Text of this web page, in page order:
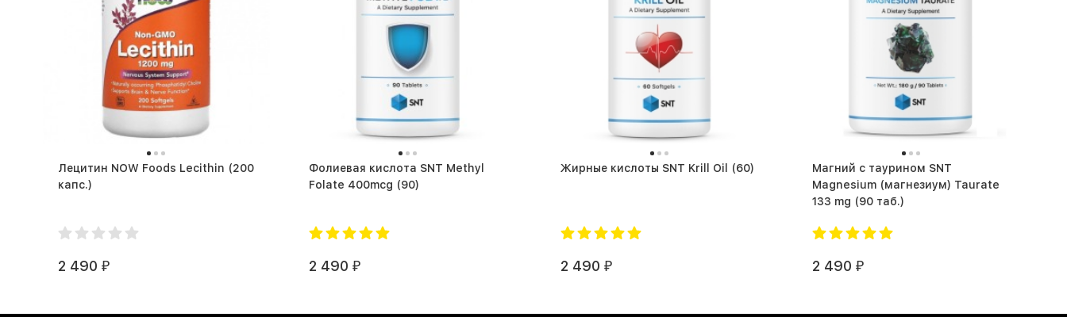
Лецитин NOW Foods Lecithin (200
капс.)
2 490 ₽
Фолиевая кислота SNT Methyl
Folate 400mcg (90)
2 490 ₽
Жирные кислоты SNT Krill Oil (60)
2 490 ₽
Магний c таурином SNT
Magnesium (магнезиум) Taurate
133 mg (90 таб.)
2 490 ₽